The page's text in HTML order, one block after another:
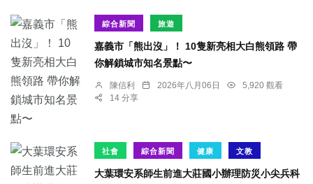
綜合新聞 旅遊
嘉義市「熊出沒」！ 10隻新亮相大白熊領路 帶
你解鎖城市知名景點〜
陳信利 2026年八月06日
5,920 觀看
14 分享
社會 綜合新聞 健康 文教
大葉環安系師生前進大莊國小辦理防災小尖兵科